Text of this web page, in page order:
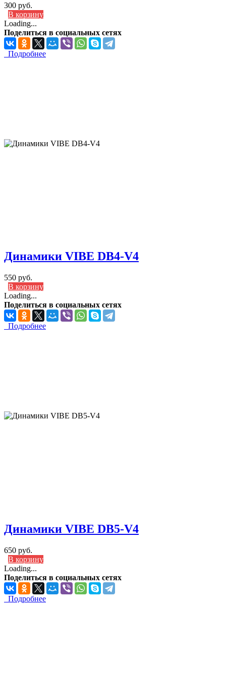
300 руб.
В корзину
Loading...
Поделиться в социальных сетях
Подробнее
Динамики VIBE DB4-V4
550 руб.
В корзину
Loading...
Поделиться в социальных сетях
Подробнее
Динамики VIBE DB5-V4
650 руб.
В корзину
Loading...
Поделиться в социальных сетях
Подробнее